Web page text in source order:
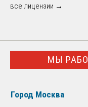
все лицензии →
МЫ
Город Москва